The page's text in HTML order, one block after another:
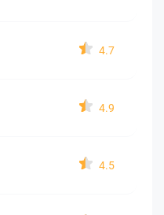
4.7
4.9
4.5